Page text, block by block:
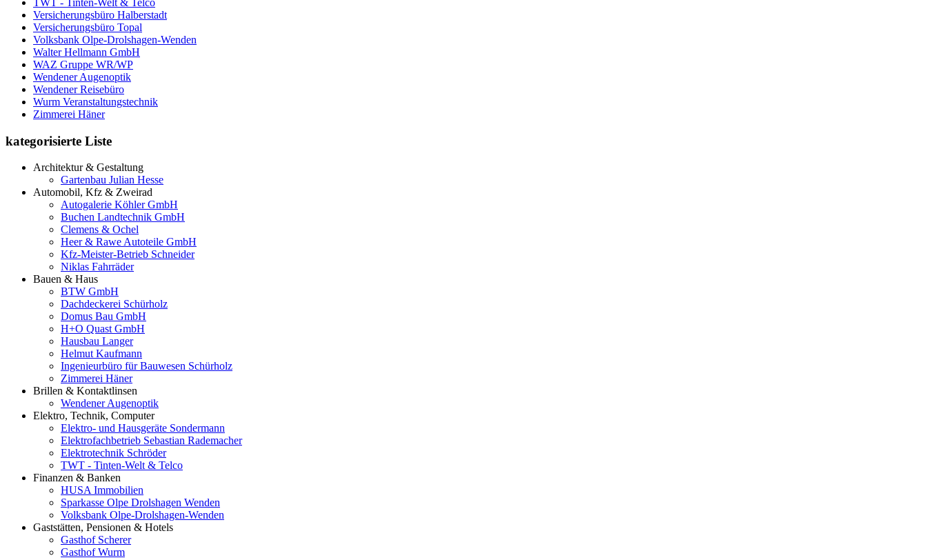
Versicherungsbüro Halberstadt
Versicherungsbüro Topal
Volksbank Olpe-Drolshagen-Wenden
Walter Hellmann GmbH
WAZ Gruppe WR/WP
Wendener Augenoptik
Wendener Reisebüro
Wurm Veranstaltungstechnik
Zimmerei Häner
kategorisierte Liste
Architektur & Gestaltung
Gartenbau Julian Hesse
Automobil, Kfz & Zweirad
Autogalerie Köhler GmbH
Buchen Landtechnik GmbH
Clemens & Ochel
Heer & Rawe Autoteile GmbH
Kfz-Meister-Betrieb Schneider
Niklas Fahrräder
Bauen & Haus
BTW GmbH
Dachdeckerei Schürholz
Domus Bau GmbH
H+O Quast GmbH
Hausbau Langer
Helmut Kaufmann
Ingenieurbüro für Bauwesen Schürholz
Zimmerei Häner
Brillen & Kontaktlinsen
Wendener Augenoptik
Elektro, Technik, Computer
Elektro- und Hausgeräte Sondermann
Elektrofachbetrieb Sebastian Rademacher
Elektrotechnik Schröder
TWT - Tinten-Welt & Telco
Finanzen & Banken
HUSA Immobilien
Sparkasse Olpe Drolshagen Wenden
Volksbank Olpe-Drolshagen-Wenden
Gaststätten, Pensionen & Hotels
Gasthof Scherer
Gasthof Wurm